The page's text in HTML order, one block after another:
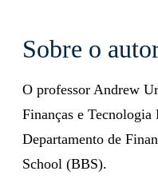
Sobre o
O professor Andrew
Finanças e
Departamento de
School (BBS).